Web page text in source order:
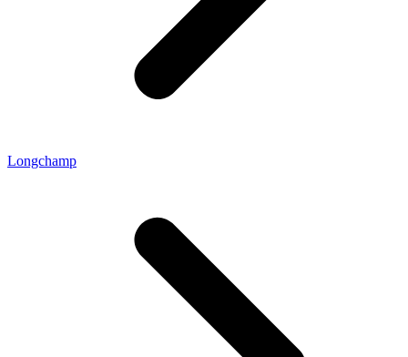
Longchamp